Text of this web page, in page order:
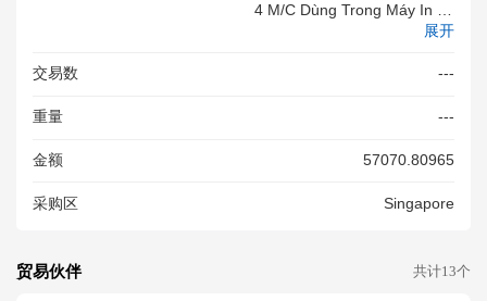
4 M/C Dùng Trong Máy In Kỹ
Thuật Số Gạch Men. Hãng Sả
0% #&IT
展开
交易数 ---
重量 ---
金额 57070.80965
采购区 Singapore
贸易伙伴 共计13个